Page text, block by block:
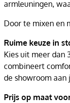
armleuningen,
Door te mixen en
Ruime keuze in
Kies uit meer dan
combineert
de showroom aan
Prijs op maat